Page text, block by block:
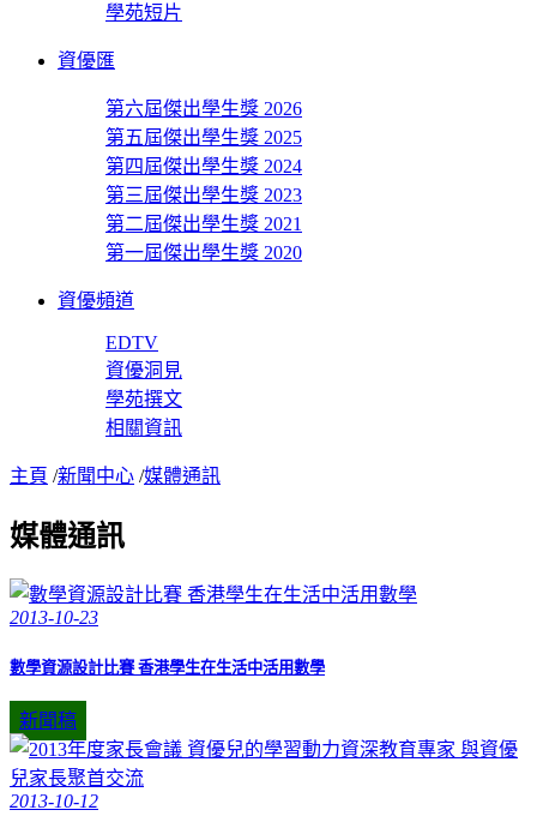
學苑短片
資優匯
第六屆傑出學生獎 2026
第五屆傑出學生獎 2025
第四屆傑出學生獎 2024
第三屆傑出學生獎 2023
第二屆傑出學生獎 2021
第一屆傑出學生獎 2020
資優頻道
EDTV
資優洞見
學苑撰文
相關資訊
主頁 /新聞中心 /媒體通訊
媒體通訊
2013-10-23
數學資源設計比賽 香港學生在生活中活用數學
新聞稿
2013-10-12